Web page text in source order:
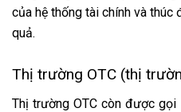
của hệ thống tài chính và thúc
quả.
Thị trường OTC (thị
Thị trường OTC còn được